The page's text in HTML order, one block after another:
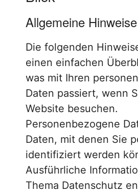
Allgemeine Hinweise
Die folgenden
einen einfachen
was mit Ihren
Daten passiert, wenn
Website besuchen.
Personenbezogene
Daten, mit denen Sie
identifiziert werden
Ausführliche
Thema Datenschutz